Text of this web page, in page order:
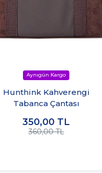
Hunthink Kahverengi
Tabanca Çantası
350,00 TL
360,00 TL